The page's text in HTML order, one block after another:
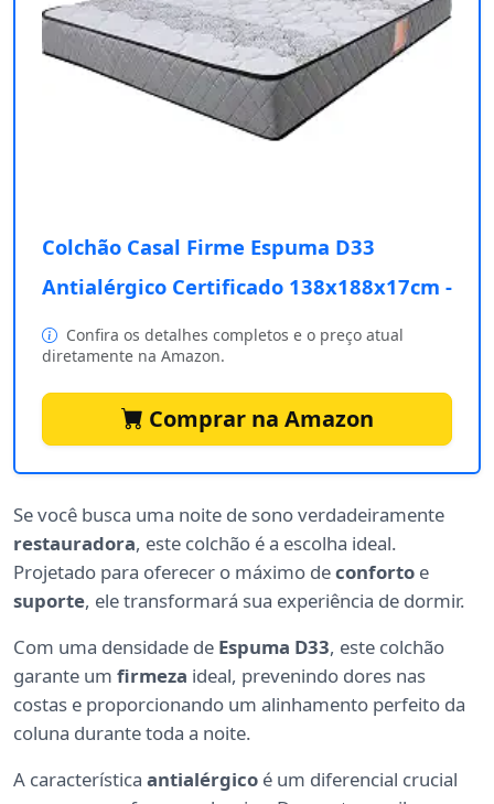
Colchão Casal Firme Espuma D33
Antialérgico Certificado 138x188x17cm -
Confira os detalhes completos e o preço atual
diretamente na Amazon.
Comprar na Amazon
Se você busca uma noite de sono verdadeiramente
restauradora, este colchão é a escolha ideal.
Projetado para oferecer o máximo deconforto e
suporte, ele transformará sua experiência de dormir.
Com uma densidade de Espuma D33, este colchão
garante um firmeza ideal, prevenindo dores nas
costas e proporcionando um alinhamento perfeito da
coluna durante toda a noite.
A característica antialérgico é um diferencial crucial